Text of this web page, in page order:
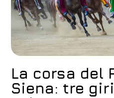
FH55 Hotels
La corsa del
Siena: tre